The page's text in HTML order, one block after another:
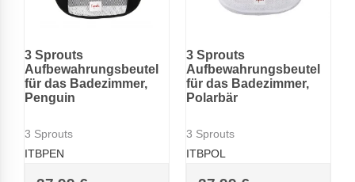
3 Sprouts
Aufbewahrungsbeutel
für das Badezimmer,
Penguin
3 Sprouts
ITBPEN
3 Sprouts
Aufbewahrungsbeutel
für das Badezimmer,
Polarbär
3 Sprouts
ITBPOL